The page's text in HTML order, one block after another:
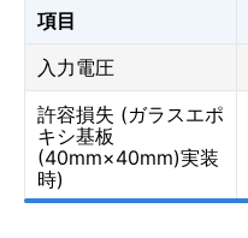
項目
入力電圧
許容損失 (ガラスエポ
キシ基板
(40mm×40mm)実装
時)